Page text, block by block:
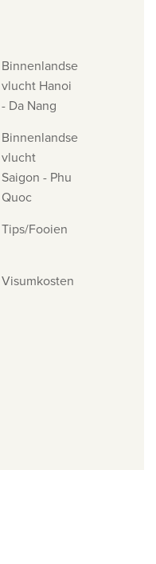
Binnenlandse
vlucht Hanoi
- Da Nang
Binnenlandse
vlucht
Saigon - Phu
Quoc
Tips/Fooien
Visumkosten